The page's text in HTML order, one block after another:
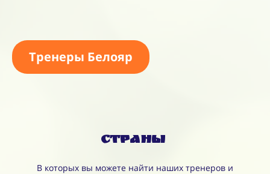
Тренеры Белояр
Страны
В которых вы можете найти наших тренеров и